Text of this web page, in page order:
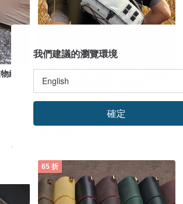
縮小
Fastpac Plus 快翻斜背包 – 迷霧灰 |
Ripstop DWR防潑水 斜肩包
FREESTONE
US$ 100.67
65 折
我們建議的瀏覽環境
確定